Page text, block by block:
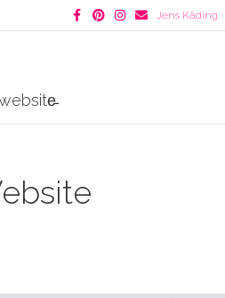
FacebookPinterestInstagram
Email Jens Käding